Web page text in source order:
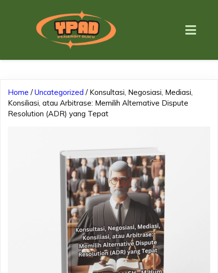
Home /Uncategorized / Konsultasi, Negosiasi, Mediasi,
Konsiliasi, atau Arbitrase: Memilih Alternative Dispute
Resolution (ADR) yang Tepat